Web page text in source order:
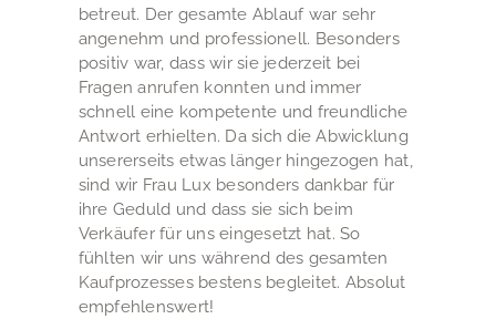
betreut. Der gesamte Ablauf war sehr
angenehm und professionell. Besonders
positiv war, dass wir sie jederzeit bei
Fragen anrufen konnten und immer
schnell eine kompetente und freundliche
Antwort erhielten. Da sich die Abwicklung
unsererseits etwas länger hingezogen hat,
sind wir Frau Lux besonders dankbar für
ihre Geduld und dass sie sich beim
Verkäufer für uns eingesetzt hat. So
fühlten wir uns während des gesamten
Kaufprozesses bestens begleitet. Absolut
empfehlenswert!